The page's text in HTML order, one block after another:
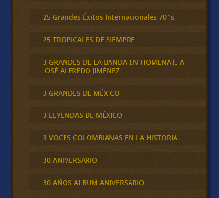
25 Grandes Éxitos Internacionales 70´s
25 TROPICALES DE SIEMPRE
3 GRANDES DE LA BANDA EN HOMENAJE A
JOSÉ ALFREDO JIMÉNEZ
3 GRANDES DE MÉXICO
3 LEYENDAS DE MÉXICO
3 VOCES COLOMBIANAS EN LA HISTORIA
30 ANIVERSARIO
30 AÑOS ALBUM ANIVERSARIO